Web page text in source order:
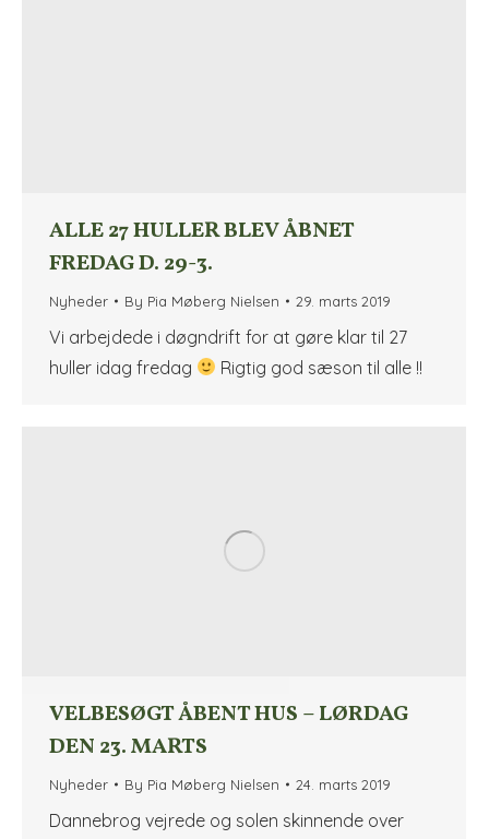
ALLE 27 HULLER BLEV ÅBNET
FREDAG D. 29-3.
Nyheder By Pia Møberg Nielsen 29. marts 2019
Vi arbejdede i døgndrift for at gøre klar til 27
huller idag fredag
Rigtig god sæson til alle !!
VELBESØGT ÅBENT HUS – LØRDAG
DEN 23. MARTS
Nyheder By Pia Møberg Nielsen 24. marts 2019
Dannebrog vejrede og solen skinnende over